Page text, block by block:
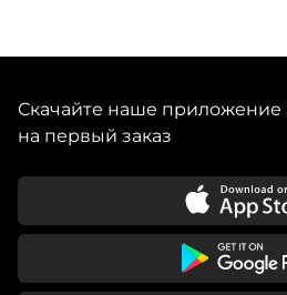
Скачайте наше приложение
на первый заказ